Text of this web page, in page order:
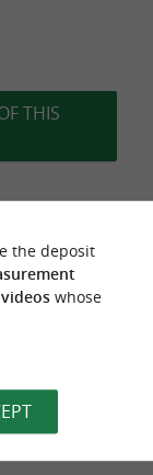
THIS
à 07:50:24
Pays Basque
the deposit
videoswhose